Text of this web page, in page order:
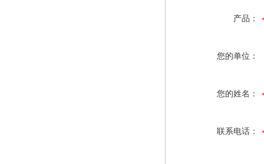
产品：
您的单位：
您的姓名：
联系电话：